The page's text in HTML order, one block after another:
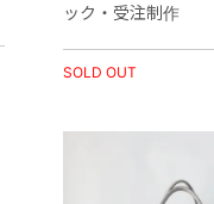
ック・受注制作
SOLD OUT